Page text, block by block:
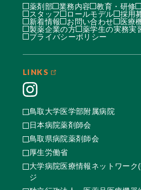
薬剤部 業務内容 教育・研修
スタッフ
ロールモデル
採用
新着情報
お問い合わせ
医療
製薬企業の方
薬学生の実務実
プライバシーポリシー
LINKS
鳥取大学医学部附属病院
日本病院薬剤師会
鳥取県病院薬剤師会
厚生労働省
大学病院医療情報ネットワー
ジ